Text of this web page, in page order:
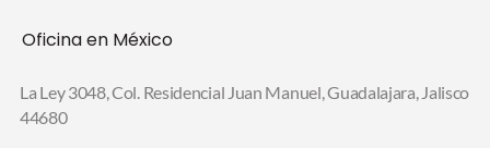
Oficina en México
La Ley 3048, Col. Residencial Juan Manuel,Guadalajara, Jalisco
44680